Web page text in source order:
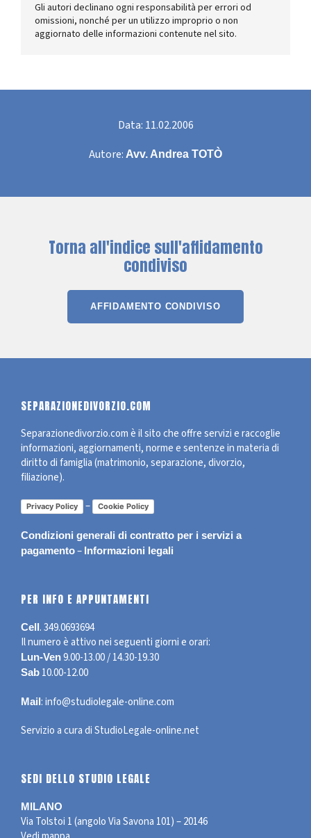
Gli autori declinano ogni responsabilità per errori od
omissioni, nonché per un utilizzo improprio o non
aggiornato delle informazioni contenute nel sito.
Data: 11.02.2006
Autore: Avv. Andrea TOTÒ
Torna all'indice sull'affidamento
condiviso
AFFIDAMENTO CONDIVISO
SEPARAZIONEDIVORZIO.COM
Separazionedivorzio.com è il sito che offre servizi e raccoglie
informazioni, aggiornamenti, norme e sentenze in materia di
diritto di famiglia (matrimonio, separazione, divorzio,
filiazione).
Privacy Policy – Cookie Policy
Condizioni generali di contratto per i servizi a
pagamento– Informazioni legali
PER INFO E APPUNTAMENTI
Cell.349.0693694
Il numero è attivo nei seguenti giorni e orari:
Lun-Ven9.00-13.00 / 14.30-19.30
Sab 10.00-12.00
Mail:info@studiolegale-online.com
Servizio a cura diStudioLegale-online.net
SEDI DELLO STUDIO LEGALE
MILANO
Via Tolstoi 1 (angolo Via Savona 101) – 20146